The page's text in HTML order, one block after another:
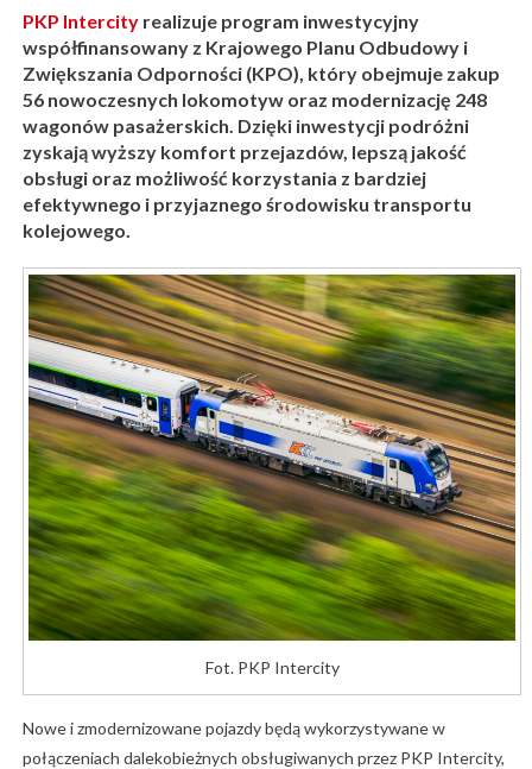
PKP Intercityrealizuje program inwestycyjny
współfinansowany z Krajowego Planu Odbudowy i
Zwiększania Odporności (KPO), który obejmuje zakup
56 nowoczesnych lokomotyw oraz modernizację 248
wagonów pasażerskich. Dzięki inwestycji podróżni
zyskają wyższy komfort przejazdów, lepszą jakość
obsługi oraz możliwość korzystania z bardziej
efektywnego i przyjaznego środowisku transportu
kolejowego.
Fot. PKP Intercity
Nowe i zmodernizowane pojazdy będą wykorzystywane w
połączeniach dalekobieżnych obsługiwanych przez PKP Intercity,